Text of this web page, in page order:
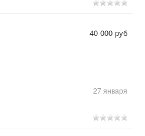
27 января
40 000 руб